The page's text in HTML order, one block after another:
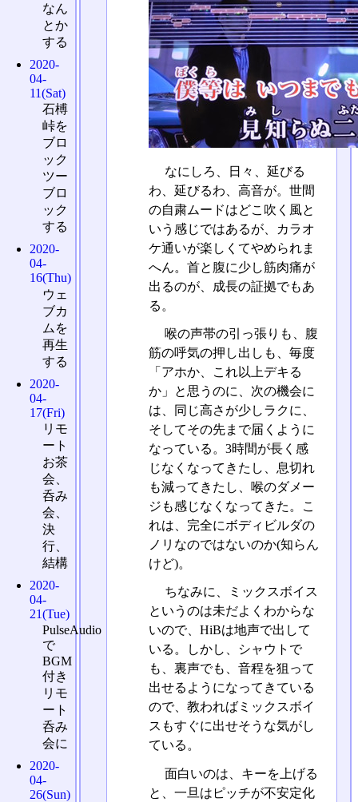
なにしろ、日々、延びる
わ、延びるわ、高音が。世間
の自粛ムードはどこ吹く風と
いう感じではあるが、カラオ
ケ通いが楽しくてやめられま
へん。首と腹に少し筋肉痛が
出るのが、成長の証拠でもあ
る。
喉の声帯の引っ張りも、腹
筋の呼気の押し出しも、毎度
「アホか、これ以上デキる
か」と思うのに、次の機会に
は、同じ高さが少しラクに、
そしてその先まで届くように
なっている。3時間が長く感
じなくなってきたし、息切れ
も減ってきたし、喉のダメー
ジも感じなくなってきた。こ
れは、完全にボディビルダの
ノリなのではないのか(知らん
けど)。
ちなみに、ミックスボイス
というのは未だよくわからな
いので、HiBは地声で出して
いる。しかし、シャウトで
も、裏声でも、音程を狙って
出せるようになってきている
ので、教わればミックスボイ
スもすぐに出せそうな気がし
ている。
面白いのは、キーを上げる
と、一旦はピッチが不安定化
なん
とか
する
2020-
04-
11(Sat)
石榑
峠を
ブロ
ック
ツー
ブロ
ック
する
2020-
04-
16(Thu)
ウェ
ブカ
ムを
再生
する
2020-
04-
17(Fri)
リモ
ート
お茶
会、
呑み
会、
決
行、
結構
2020-
04-
21(Tue)
PulseAudio
で
BGM
付き
リモ
ート
呑み
会に
2020-
04-
26(Sun)